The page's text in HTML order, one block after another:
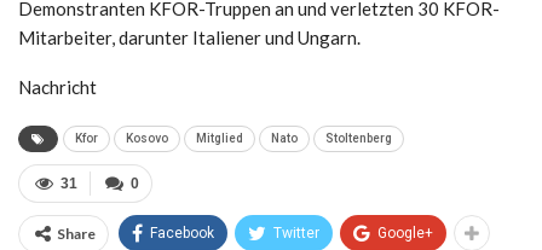
Demonstranten KFOR-Truppen an und verletzten 30 KFOR-
Mitarbeiter, darunter Italiener und Ungarn.
Nachricht
Kfor Kosovo Mitglied Nato Stoltenberg
0
31
Share Facebook Twitter Google+